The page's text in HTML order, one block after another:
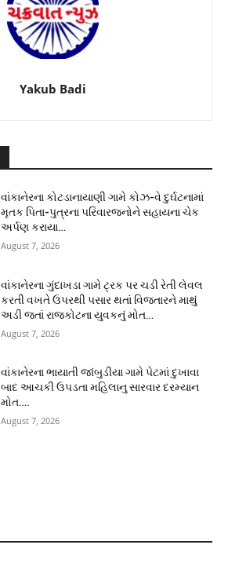
Yakub Badi
વાંકાનેરના કોટડાનાયાણી ગામે કોઝ-વે દુર્ઘટનામાં
મૃતક પિતા-પુત્રના પરિવારજનોને સહાયના ચેક
અર્પણ કરાયા…
August 7, 2026
વાંકાનેરના ગુંદાખડા ગામે ટ્રક પર ચડી રેતી લેવલ
કરતી વખતે ઉપરથી પસાર થતાં વિજતારને માથું
અડી જતાં રાજકોટના યુવકનું મોત…
August 7, 2026
વાંકાનેરના ભાયાતી જાંબુડીયા ગામે પેટમાં દુખાવા
બાદ આચકી ઉપડતા મહિલાનુ સારવાર દરમ્યાન
મોત….
August 7, 2026